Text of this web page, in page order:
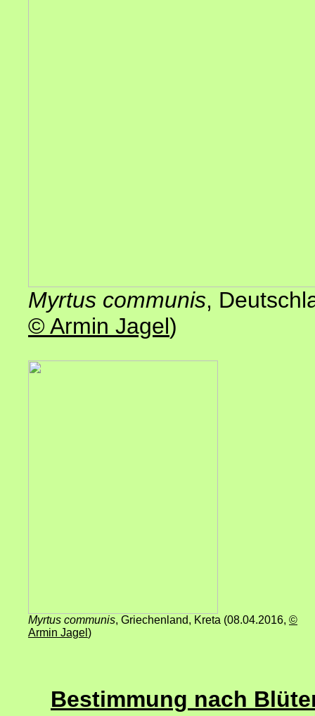
Myrtus communis,
© Armin Jagel)
Myrtus communis, Griechenland, Kreta (08.04.2016, ©
Armin Jagel )
Bestimmung nach